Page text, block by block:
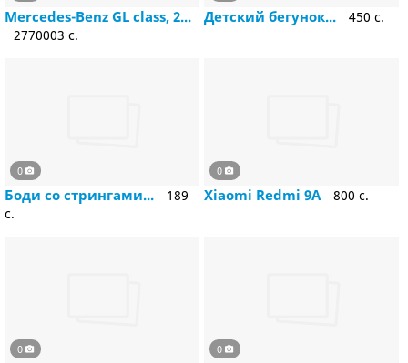
Mercedes-Benz GL class, 2...
2770003 c.
Детский бегунок... 450 c.
0
Боди со стрингами...
189
c.
0
Xiaomi Redmi 9A 800 c.
0 0